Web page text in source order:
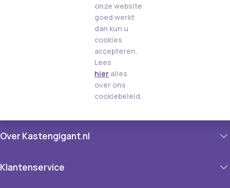
onze website
goed werkt
dan kun u
cookies
accepteren.
Lees
hier alles
over ons
cookiebeleid.
Over Kastengigant.nl
Klantenservice